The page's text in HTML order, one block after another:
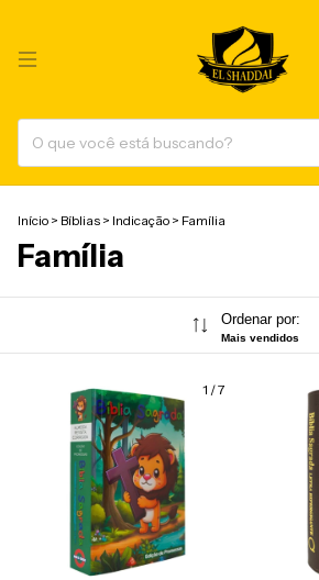
Início > Bíblias > Indicação > Família
Família
Ordenar por:
Mais vendidos
1 /7